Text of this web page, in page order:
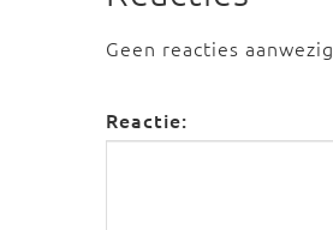
Geen reacties aanwezig
Reactie: